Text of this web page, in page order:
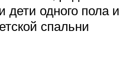
одного пола и
спальни